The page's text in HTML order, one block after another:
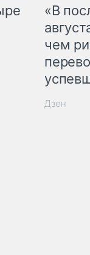
«В
чем
Дзен